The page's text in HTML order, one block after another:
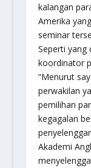
kalangan
Amerika
seminar
Seperti yang
koordinator
“Menurut
perwakilan
pemilihan
kegagalan
Akademi